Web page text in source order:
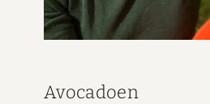
Avo­ca­doen